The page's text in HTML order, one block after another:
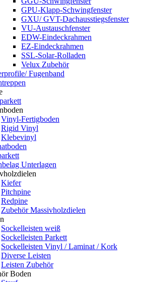
GPU-Klapp-Schwingfenster
GXU/ GVT-Dachausstiegsfenster
VU-Austauschfenster
EDW-Eindeckrahmen
EZ-Eindeckrahmen
SSL-Solar-Rolladen
Velux Zubehör
Fugenband
Vinyl-Fertigboden
Rigid Vinyl
Klebevinyl
Unterlagen
Kiefer
Pitchpine
Redpine
Zubehör Massivholzdielen
Sockelleisten weiß
Sockelleisten Parkett
Sockelleisten Vinyl / Laminat / Kork
Diverse Leisten
Leisten Zubehör
Boden